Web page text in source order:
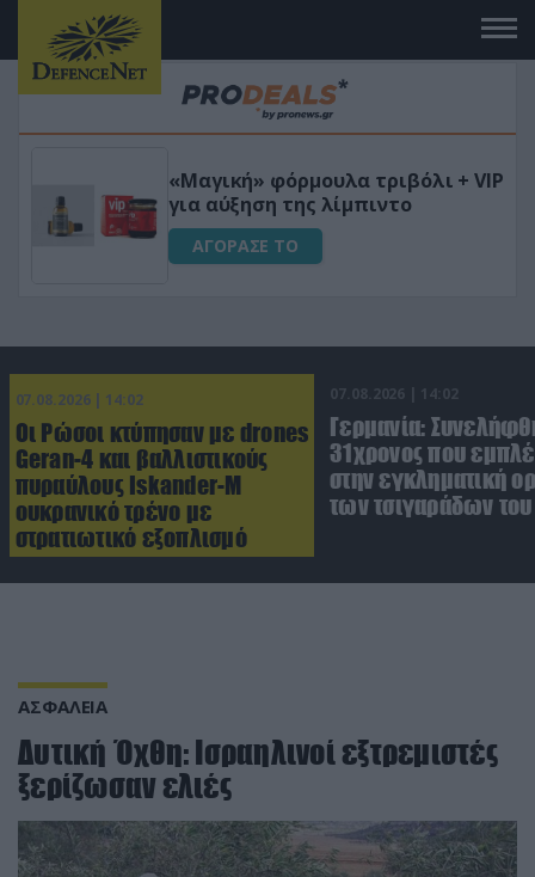
Φριτέζα Αέρος 8Lt με ψηφιακό
έλεγχο για Υγιεινό Μαγείρεμα
Χωρίς Λάδι 1650W
ΑΓΟΡΑΣΕ ΤΟ
07.08.2026 | 14:02
Οι Ρώσοι κτύπησαν με drones
Geran-4 και βαλλιστικούς
πυραύλους Iskander-M
ουκρανικό τρένο με
στρατιωτικό εξοπλισμό
07.08.2026 | 14:02
Γερμανία:
31χρονος που
στην εγκληματική
των τσιγαράδων του
ΑΣΦΑΛΕΙΑ
Δυτική Όχθη: Ισραηλινοί εξτρεμιστές
ξερίζωσαν ελιές